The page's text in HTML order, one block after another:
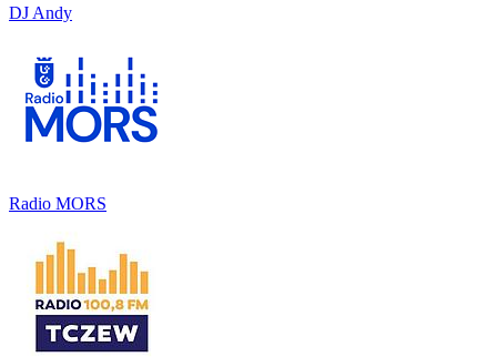
DJ Andy
Radio MORS